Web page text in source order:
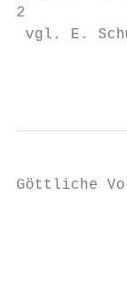
2
vgl. E.
Göttliche